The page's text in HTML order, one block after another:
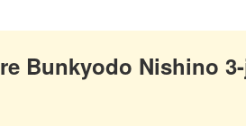
Bunkyodo Nishino